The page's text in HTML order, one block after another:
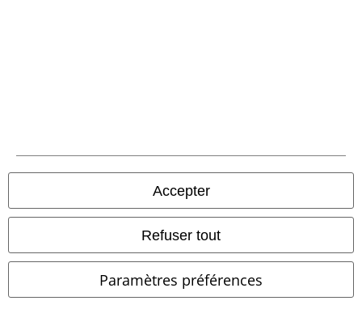
Accepter
Refuser tout
Paramètres préférences
large app
Téléchargez la nouvelle Appli large gratuitement et profitez de tous
ses avantages et de toutes ses fonctionnalités.